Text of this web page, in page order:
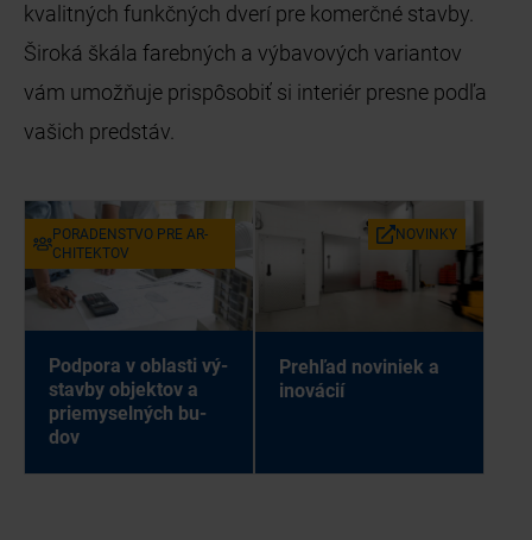
kvalitných funkčných dverí pre komerčné stavby.
Široká škála farebných a výbavových variantov
vám umožňuje prispôsobiť si interiér presne podľa
vašich predstáv.
PO­RA­DEN­STVO PRE AR­
CHI­TEK­TOV
Pod­po­ra v ob­las­ti vý­
stav­by ob­jek­tov a
prie­my­sel­ných bu­
dov
NO­VIN­KY
Pre­hľad no­vi­niek a
ino­vá­cií